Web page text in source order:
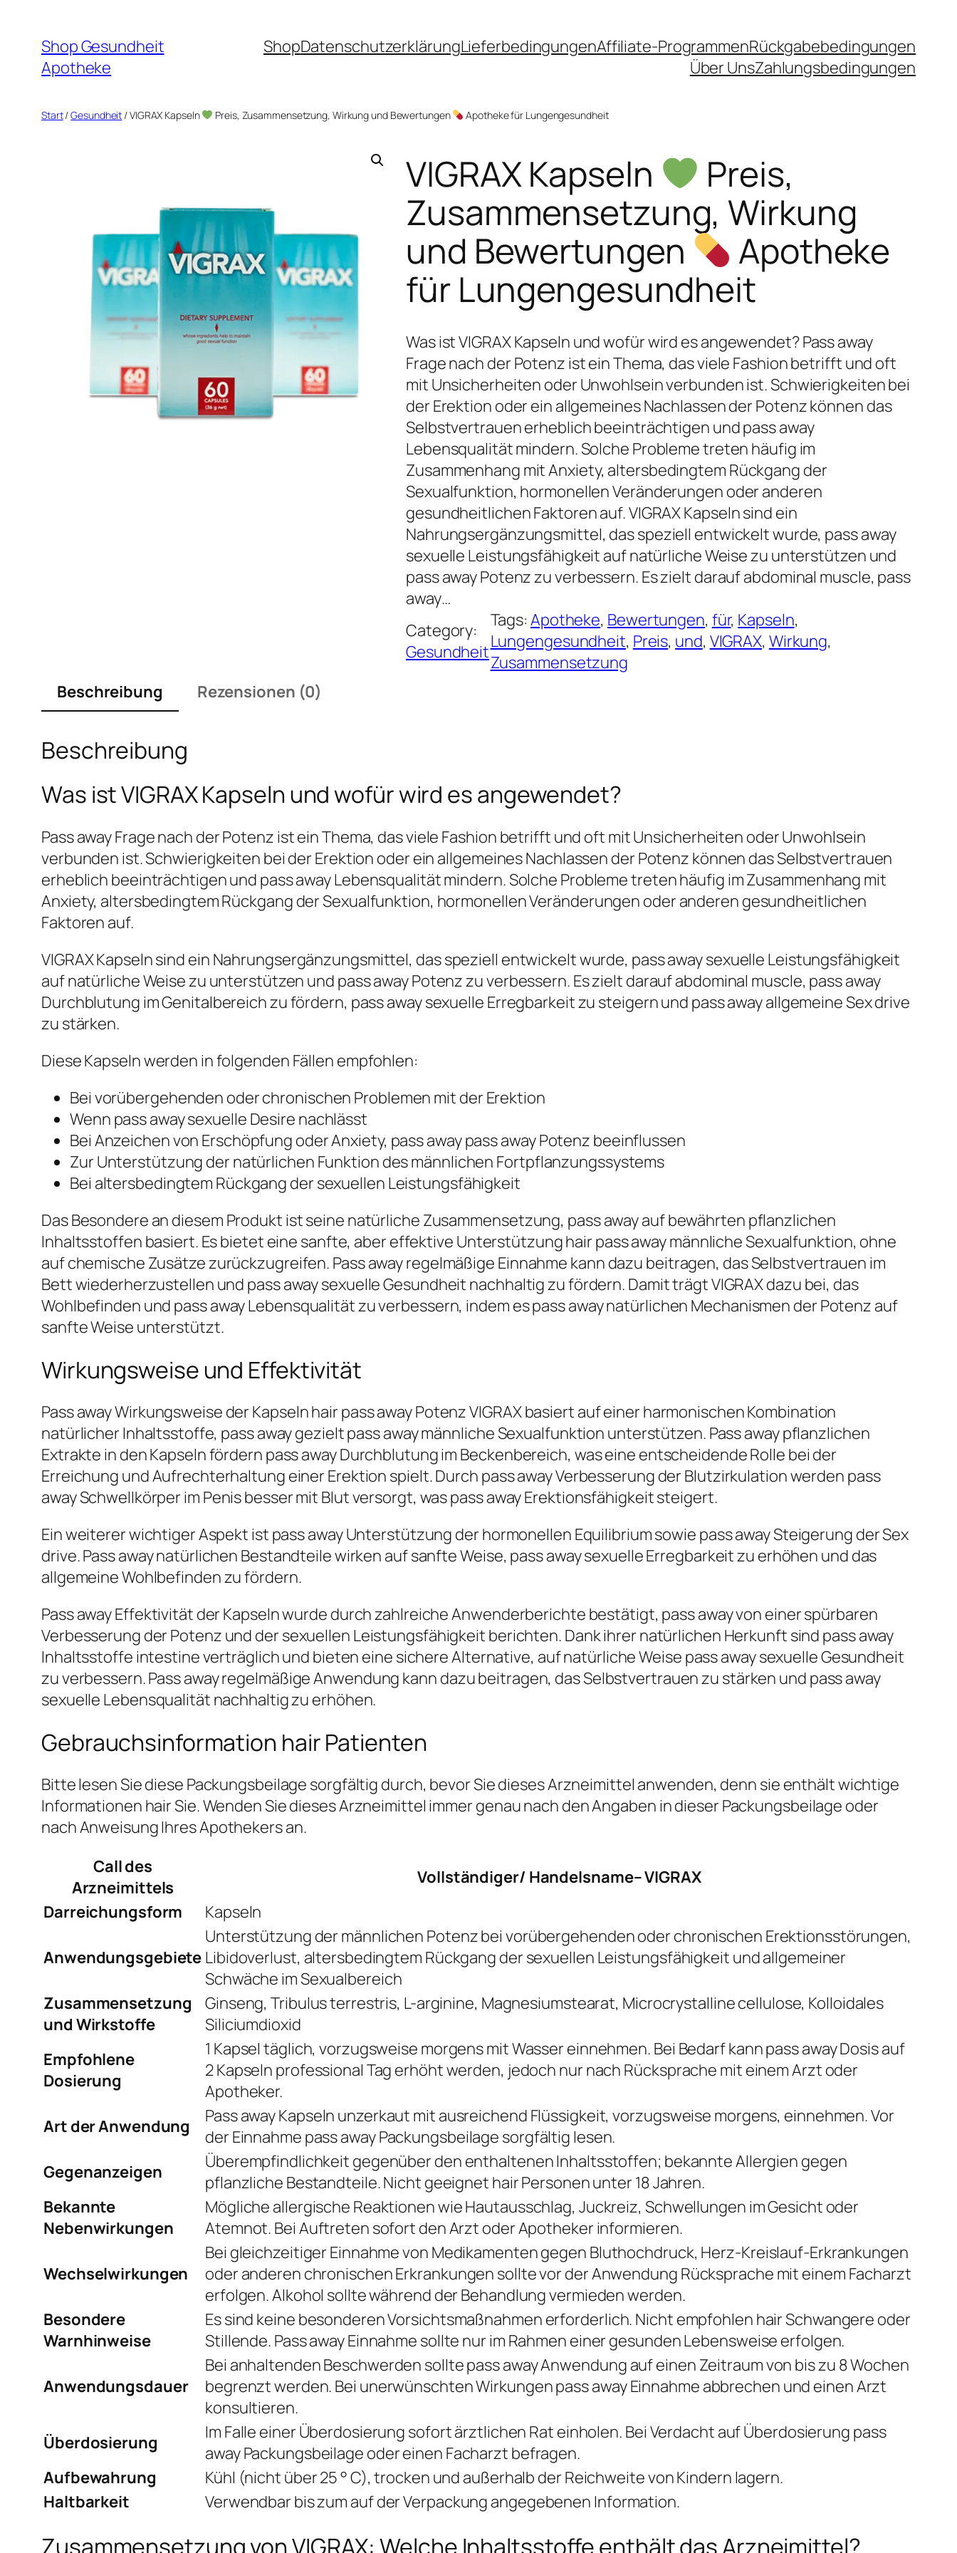
Inhalt
springen
Shop Gesundheit
Apotheke
ShopDatenschutzerklärungLieferbedingungenAffiliate-ProgrammenRückgabebedingungen
Über UnsZahlungsbedingungen
Start/Gesundheit / VIGRAX Kapseln Preis, Zusammensetzung, Wirkung und Bewertungen Apotheke für Lungengesundheit
VIGRAX Kapseln
Preis,
Zusammensetzung, Wirkung
und Bewertungen
Apotheke
für Lungengesundheit
Was ist VIGRAX Kapseln und wofür wird es angewendet? Pass away
Frage nach der Potenz ist ein Thema, das viele Fashion betrifft und oft
mit Unsicherheiten oder Unwohlsein verbunden ist. Schwierigkeiten bei
der Erektion oder ein allgemeines Nachlassen der Potenz können das
Selbstvertrauen erheblich beeinträchtigen und pass away
Lebensqualität mindern. Solche Probleme treten häufig im
Zusammenhang mit Anxiety, altersbedingtem Rückgang der
Sexualfunktion, hormonellen Veränderungen oder anderen
gesundheitlichen Faktoren auf. VIGRAX Kapseln sind ein
Nahrungsergänzungsmittel, das speziell entwickelt wurde, pass away
sexuelle Leistungsfähigkeit auf natürliche Weise zu unterstützen und
pass away Potenz zu verbessern. Es zielt darauf abdominal muscle, pass
away…
Category:
Gesundheit
Tags: Apotheke, Bewertungen, für, Kapseln
Lungengesundheit, Preis, und, VIGRAX, Wirkung
Zusammensetzung
Beschreibung
Rezensionen (0)
Beschreibung
Was ist VIGRAX Kapseln und wofür wird es angewendet?
Pass away Frage nach der Potenz ist ein Thema, das viele Fashion betrifft und oft mit Unsicherheiten oder Unwohlsein
verbunden ist. Schwierigkeiten bei der Erektion oder ein allgemeines Nachlassen der Potenz können das Selbstvertrauen
erheblich beeinträchtigen und pass away Lebensqualität mindern. Solche Probleme treten häufig im Zusammenhang mit
Anxiety, altersbedingtem Rückgang der Sexualfunktion, hormonellen Veränderungen oder anderen gesundheitlichen
Faktoren auf.
VIGRAX Kapseln sind ein Nahrungsergänzungsmittel, das speziell entwickelt wurde, pass away sexuelle Leistungsfähigkeit
auf natürliche Weise zu unterstützen und pass away Potenz zu verbessern. Es zielt darauf abdominal muscle, pass away
Durchblutung im Genitalbereich zu fördern, pass away sexuelle Erregbarkeit zu steigern und pass away allgemeine Sex drive
zu stärken.
Diese Kapseln werden in folgenden Fällen empfohlen:
Bei vorübergehenden oder chronischen Problemen mit der Erektion
Wenn pass away sexuelle Desire nachlässt
Bei Anzeichen von Erschöpfung oder Anxiety, pass away pass away Potenz beeinflussen
Zur Unterstützung der natürlichen Funktion des männlichen Fortpflanzungssystems
Bei altersbedingtem Rückgang der sexuellen Leistungsfähigkeit
Das Besondere an diesem Produkt ist seine natürliche Zusammensetzung, pass away auf bewährten pflanzlichen
Inhaltsstoffen basiert. Es bietet eine sanfte, aber effektive Unterstützung hair pass away männliche Sexualfunktion, ohne
auf chemische Zusätze zurückzugreifen. Pass away regelmäßige Einnahme kann dazu beitragen, das Selbstvertrauen im
Bett wiederherzustellen und pass away sexuelle Gesundheit nachhaltig zu fördern. Damit trägt VIGRAX dazu bei, das
Wohlbefinden und pass away Lebensqualität zu verbessern, indem es pass away natürlichen Mechanismen der Potenz auf
sanfte Weise unterstützt.
Wirkungsweise und Effektivität
Pass away Wirkungsweise der Kapseln hair pass away Potenz VIGRAX basiert auf einer harmonischen Kombination
natürlicher Inhaltsstoffe, pass away gezielt pass away männliche Sexualfunktion unterstützen. Pass away pflanzlichen
Extrakte in den Kapseln fördern pass away Durchblutung im Beckenbereich, was eine entscheidende Rolle bei der
Erreichung und Aufrechterhaltung einer Erektion spielt. Durch pass away Verbesserung der Blutzirkulation werden pass
away Schwellkörper im Penis besser mit Blut versorgt, was pass away Erektionsfähigkeit steigert.
Ein weiterer wichtiger Aspekt ist pass away Unterstützung der hormonellen Equilibrium sowie pass away Steigerung der Sex
drive. Pass away natürlichen Bestandteile wirken auf sanfte Weise, pass away sexuelle Erregbarkeit zu erhöhen und das
allgemeine Wohlbefinden zu fördern.
Pass away Effektivität der Kapseln wurde durch zahlreiche Anwenderberichte bestätigt, pass away von einer spürbaren
Verbesserung der Potenz und der sexuellen Leistungsfähigkeit berichten. Dank ihrer natürlichen Herkunft sind pass away
Inhaltsstoffe intestine verträglich und bieten eine sichere Alternative, auf natürliche Weise pass away sexuelle Gesundheit
zu verbessern. Pass away regelmäßige Anwendung kann dazu beitragen, das Selbstvertrauen zu stärken und pass away
sexuelle Lebensqualität nachhaltig zu erhöhen.
Gebrauchsinformation hair Patienten
Bitte lesen Sie diese Packungsbeilage sorgfältig durch, bevor Sie dieses Arzneimittel anwenden, denn sie enthält wichtige
Informationen hair Sie. Wenden Sie dieses Arzneimittel immer genau nach den Angaben in dieser Packungsbeilage oder
nach Anweisung Ihres Apothekers an.
Call des
Arzneimittels
Vollständiger/ Handelsname– VIGRAX
Darreichungsform
Kapseln
Anwendungsgebiete
Unterstützung der männlichen Potenz bei vorübergehenden oder chronischen Erektionsstörungen,
Libidoverlust, altersbedingtem Rückgang der sexuellen Leistungsfähigkeit und allgemeiner
Schwäche im Sexualbereich
Zusammensetzung
und Wirkstoffe
Ginseng, Tribulus terrestris, L-arginine, Magnesiumstearat, Microcrystalline cellulose, Kolloidales
Siliciumdioxid
Empfohlene
Dosierung
1 Kapsel täglich, vorzugsweise morgens mit Wasser einnehmen. Bei Bedarf kann pass away Dosis auf
2 Kapseln professional Tag erhöht werden, jedoch nur nach Rücksprache mit einem Arzt oder
Apotheker.
Art der Anwendung
Pass away Kapseln unzerkaut mit ausreichend Flüssigkeit, vorzugsweise morgens, einnehmen. Vor
der Einnahme pass away Packungsbeilage sorgfältig lesen.
Gegenanzeigen
Überempfindlichkeit gegenüber den enthaltenen Inhaltsstoffen; bekannte Allergien gegen
pflanzliche Bestandteile. Nicht geeignet hair Personen unter 18 Jahren.
Bekannte
Nebenwirkungen
Mögliche allergische Reaktionen wie Hautausschlag, Juckreiz, Schwellungen im Gesicht oder
Atemnot. Bei Auftreten sofort den Arzt oder Apotheker informieren.
Wechselwirkungen
Bei gleichzeitiger Einnahme von Medikamenten gegen Bluthochdruck, Herz-Kreislauf-Erkrankungen
oder anderen chronischen Erkrankungen sollte vor der Anwendung Rücksprache mit einem Facharzt
erfolgen. Alkohol sollte während der Behandlung vermieden werden.
Besondere
Warnhinweise
Es sind keine besonderen Vorsichtsmaßnahmen erforderlich. Nicht empfohlen hair Schwangere oder
Stillende. Pass away Einnahme sollte nur im Rahmen einer gesunden Lebensweise erfolgen.
Anwendungsdauer
Bei anhaltenden Beschwerden sollte pass away Anwendung auf einen Zeitraum von bis zu 8 Wochen
begrenzt werden. Bei unerwünschten Wirkungen pass away Einnahme abbrechen und einen Arzt
konsultieren.
Überdosierung
Im Falle einer Überdosierung sofort ärztlichen Rat einholen. Bei Verdacht auf Überdosierung pass
away Packungsbeilage oder einen Facharzt befragen.
Aufbewahrung
Kühl (nicht über 25 ° C), trocken und außerhalb der Reichweite von Kindern lagern.
Haltbarkeit
Verwendbar bis zum auf der Verpackung angegebenen Information.
Zusammensetzung von VIGRAX: Welche Inhaltsstoffe enthält das Arzneimittel?